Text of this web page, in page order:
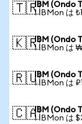
🇹🇷IBM (Ondo
1 IBMon は
🇰🇷IBM (Ondo
1 IBMon は
🇷🇺IBM (Ondo
1 IBMon は
🇨🇦IBM (Ondo
1 IBMon は